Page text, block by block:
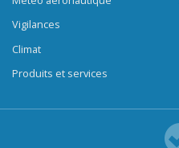
Vigilances
Climat
Produits et services